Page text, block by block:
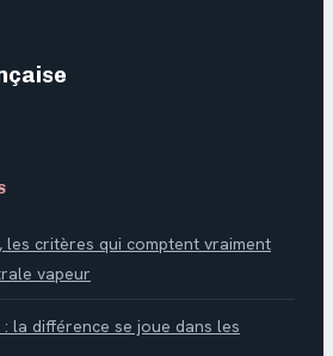
les critères qui comptent vraiment
vapeur
la différence se joue dans les